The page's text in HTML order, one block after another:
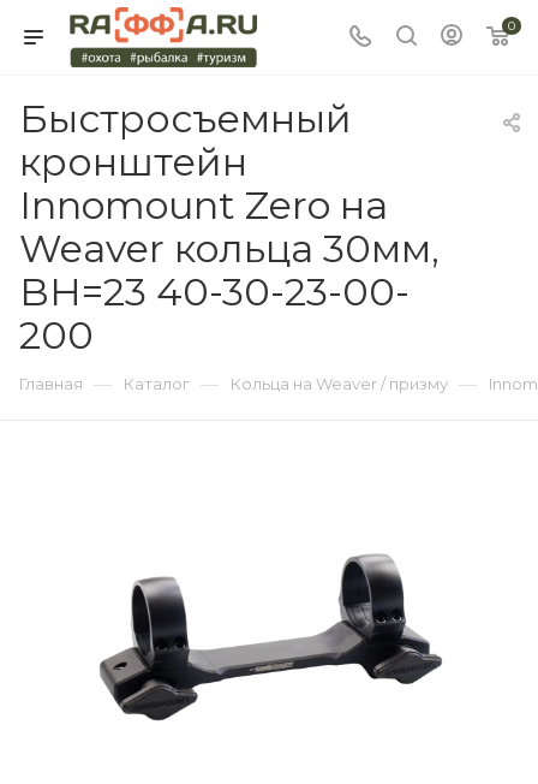
0
Быстросъемный
кронштейн
Innomount Zero на
Weaver кольца 30мм,
BH=23 40-30-23-00-
200
Главная — Каталог — Кольца на Weaver / призму —